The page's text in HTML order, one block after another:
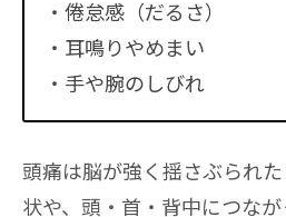
倦怠感（だるさ）
耳鳴りやめまい
手や腕のしびれ
頭痛は脳が強く揺さぶられ
状や、頭・首・背中につな